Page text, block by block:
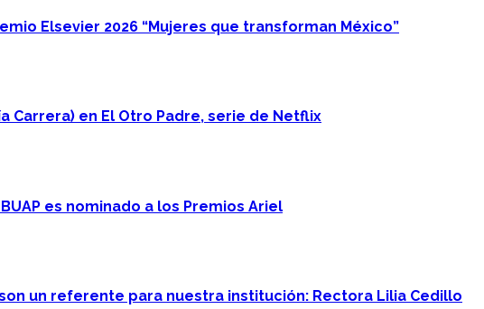
Elsevier 2026 “Mujeres que transforman México”
Carrera) en El Otro Padre, serie de Netflix
es nominado a los Premios Ariel
un referente para nuestra institución: Rectora Lilia Cedillo